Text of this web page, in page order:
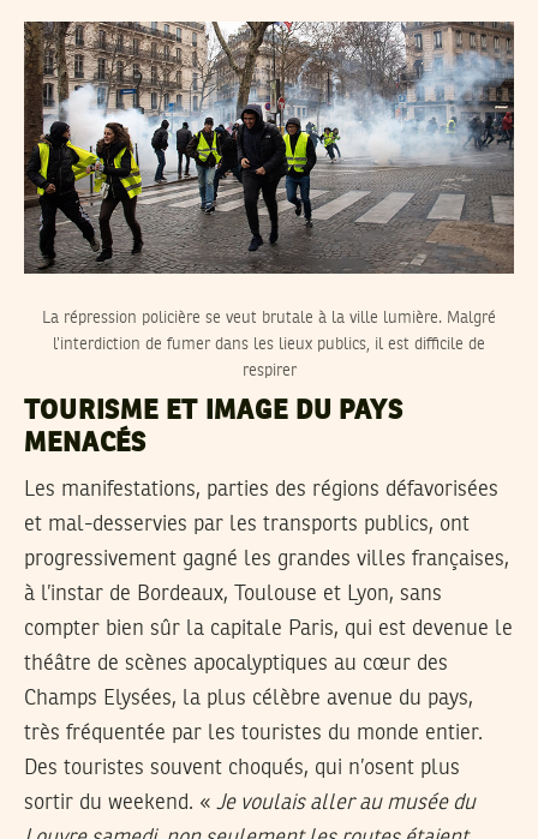
La répression policière se veut brutale à la ville lumière. Malgré
l’interdiction de fumer dans les lieux publics, il est difficile de
respirer
TOURISME ET IMAGE DU PAYS
MENACÉS
Les manifestations, parties des régions défavorisées
et mal-desservies par les transports publics, ont
progressivement gagné les grandes villes françaises,
à l’instar de Bordeaux, Toulouse et Lyon, sans
compter bien sûr la capitale Paris, qui est devenue le
théâtre de scènes apocalyptiques au cœur des
Champs Elysées, la plus célèbre avenue du pays,
très fréquentée par les touristes du monde entier.
Des touristes souvent choqués, qui n’osent plus
sortir du weekend. « Je voulais aller au musée du